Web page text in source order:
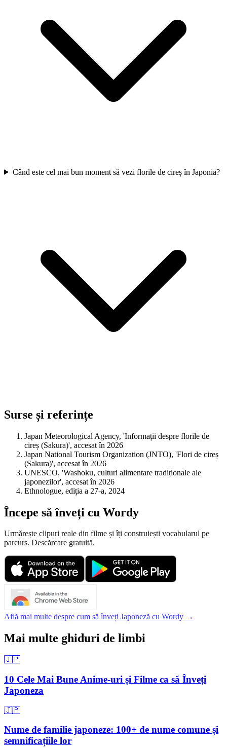
Când este cel mai bun moment să vezi florile de cireș în Japonia?
Surse și referințe
Japan Meteorological Agency, 'Informații despre florile de
cireș (Sakura)', accesat în 2026
Japan National Tourism Organization (JNTO), 'Flori de cireș
(Sakura)', accesat în 2026
UNESCO, 'Washoku, culturi alimentare tradiționale ale
japonezilor', accesat în 2026
Ethnologue, ediția a 27-a, 2024
Începe să înveți cu Wordy
Urmărește clipuri reale din filme și îți construiești vocabularul pe
parcurs. Descărcare gratuită.
Află mai multe despre cum să înveți Japoneză cu Wordy →
Mai multe ghiduri de limbi
🇯🇵
10 Cele Mai Bune Anime-uri și Filme ca să Înveți
Japoneza
🇯🇵
Nume de familie japoneze: 100+ de nume comune și
semnificațiile lor